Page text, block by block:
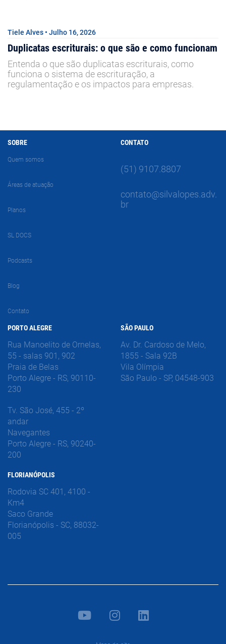
Tiele Alves • Julho 16, 2026
Duplicatas escriturais: o que são e como funcionam
Entenda o que são duplicatas escriturais, como
funciona o sistema de escrituração, a
regulamentação e os impactos para empresas.
SOBRE
Quem somos
Áreas de atuação
Planos
SL DOCS
Podcasts
Blog
Contato
CONTATO
(51) 9107.8807
contato@silvalopes.adv.
br
PORTO ALEGRE
Rua Manoelito de Ornelas,
55 - salas 901, 902
Praia de Belas
Porto Alegre - RS, 90110-
230
Tv. São José, 455 - 2º
andar
Navegantes
Porto Alegre - RS, 90240-
200
FLORIANÓPOLIS
Rodovia SC 401, 4100 -
Km4
Saco Grande
Florianópolis - SC, 88032-
005
SÃO PAULO
Av. Dr. Cardoso de Melo,
1855 - Sala 92B
Vila Olímpia
São Paulo - SP, 04548-903